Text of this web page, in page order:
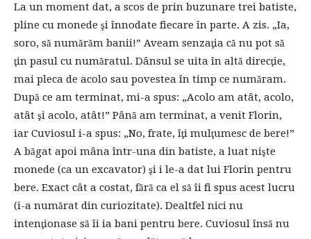
La un moment dat, a scos de prin buzunare trei batiste,
pline cu monede şi înnodate fiecare în parte. A zis. „Ia,
soro, să numărăm banii!” Aveam senzaţia că nu pot să
ţin pasul cu număratul. Dânsul se uita în altă direcţie,
mai pleca de acolo sau povestea în timp ce număram.
După ce am terminat, mi-a spus: „Acolo am atât, acolo,
atât şi acolo, atât!” Până am terminat, a venit Florin,
iar Cuviosul i-a spus: „No, frate, îţi mulţumesc de bere!”
A băgat apoi mâna într-una din batiste, a luat nişte
monede (ca un excavator) şi i le-a dat lui Florin pentru
bere. Exact cât a costat, fără ca el să îi fi spus acest lucru
(i-a numărat din curiozitate). Dealtfel nici nu
intenţionase să îi ia bani pentru bere. Cuviosul însă nu